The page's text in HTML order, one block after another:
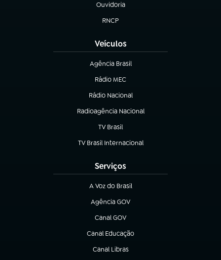
Ouvidoria
(abre em nova aba)
RNCP
(abre em nova aba)
Veículos
Agência Brasil
(abre em nova aba)
Rádio MEC
Rádio Nacional
(abre em nova aba)
Radioagência Nacional
(abre em nova aba)
TV Brasil
(abre em nova aba)
TV Brasil Internacional
(abre em nova aba)
Serviços
A Voz do Brasil
(abre em nova aba)
Agência GOV
(abre em nova aba)
Canal GOV
(abre em nova aba)
Canal Educação
(abre em nova aba)
Canal Libras
(abre em nova aba)